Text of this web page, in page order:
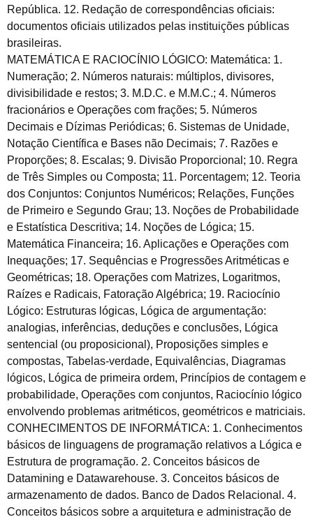
República. 12. Redação de correspondências oficiais:
documentos oficiais utilizados pelas instituições públicas
brasileiras.
MATEMÁTICA E RACIOCÍNIO LÓGICO: Matemática: 1.
Numeração; 2. Números naturais: múltiplos, divisores,
divisibilidade e restos; 3. M.D.C. e M.M.C.; 4. Números
fracionários e Operações com frações; 5. Números
Decimais e Dízimas Periódicas; 6. Sistemas de Unidade,
Notação Científica e Bases não Decimais; 7. Razões e
Proporções; 8. Escalas; 9. Divisão Proporcional; 10. Regra
de Três Simples ou Composta; 11. Porcentagem; 12. Teoria
dos Conjuntos: Conjuntos Numéricos; Relações, Funções
de Primeiro e Segundo Grau; 13. Noções de Probabilidade
e Estatística Descritiva; 14. Noções de Lógica; 15.
Matemática Financeira; 16. Aplicações e Operações com
Inequações; 17. Sequências e Progressões Aritméticas e
Geométricas; 18. Operações com Matrizes, Logaritmos,
Raízes e Radicais, Fatoração Algébrica; 19. Raciocínio
Lógico: Estruturas lógicas, Lógica de argumentação:
analogias, inferências, deduções e conclusões, Lógica
sentencial (ou proposicional), Proposições simples e
compostas, Tabelas-verdade, Equivalências, Diagramas
lógicos, Lógica de primeira ordem, Princípios de contagem e
probabilidade, Operações com conjuntos, Raciocínio lógico
envolvendo problemas aritméticos, geométricos e matriciais.
CONHECIMENTOS DE INFORMÁTICA: 1. Conhecimentos
básicos de linguagens de programação relativos a Lógica e
Estrutura de programação. 2. Conceitos básicos de
Datamining e Datawarehouse. 3. Conceitos básicos de
armazenamento de dados. Banco de Dados Relacional. 4.
Conceitos básicos sobre a arquitetura e administração de